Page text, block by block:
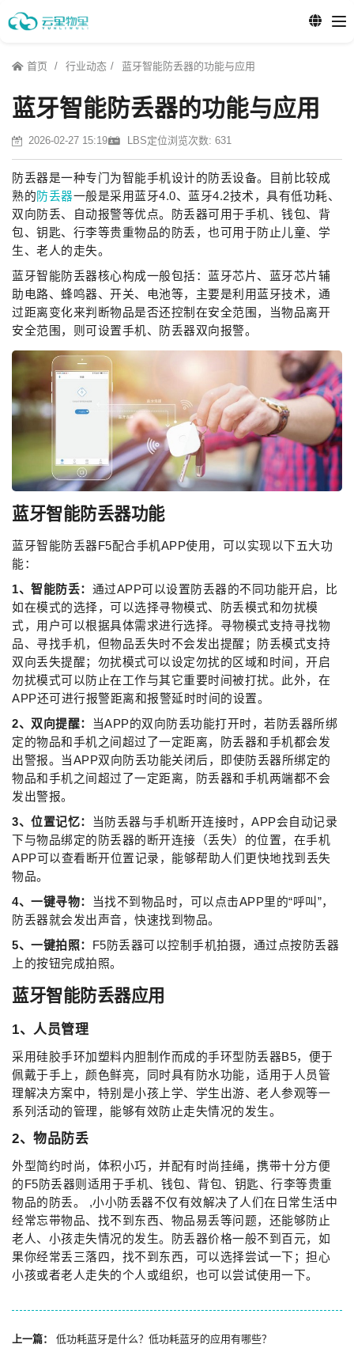
首页 行业动态 蓝牙智能防丢器的功能与应用
蓝牙智能防丢器的功能与应用
2026-02-27 15:19 LBS定位浏览次数: 631
防丢器是一种专门为智能手机设计的防丢设备。目前比较成
熟的 防丢器一般是采用蓝牙4.0、蓝牙4.2技术，具有低功耗、
双向防丢、自动报警等优点。防丢器可用于手机、钱包、背
包、钥匙、行李等贵重物品的防丢，也可用于防止儿童、学
生、老人的走失。
蓝牙智能防丢器核心构成一般包括：蓝牙芯片、蓝牙芯片辅
助电路、蜂鸣器、开关、电池等，主要是利用蓝牙技术，通
过距离变化来判断物品是否还控制在安全范围，当物品离开
安全范围，则可设置手机、防丢器双向报警。
蓝牙智能防丢器功能
蓝牙智能防丢器F5配合手机APP使用，可以实现以下五大功
能：
1、智能防丢： 通过APP可以设置防丢器的不同功能开启，比
如在模式的选择，可以选择寻物模式、防丢模式和勿扰模
式，用户可以根据具体需求进行选择。寻物模式支持寻找物
品、寻找手机，但物品丢失时不会发出提醒；防丢模式支持
双向丢失提醒；勿扰模式可以设定勿扰的区域和时间，开启
勿扰模式可以防止在工作与其它重要时间被打扰。此外，在
APP还可进行报警距离和报警延时时间的设置。
2、双向提醒：
当APP的双向防丢功能打开时，若防丢器所绑
定的物品和手机之间超过了一定距离，防丢器和手机都会发
出警报。当APP双向防丢功能关闭后，即使防丢器所绑定的
物品和手机之间超过了一定距离，防丢器和手机两端都不会
发出警报。
3、位置记忆：
当防丢器与手机断开连接时，APP会自动记录
下与物品绑定的防丢器的断开连接（丢失）的位置，在手机
APP可以查看断开位置记录，能够帮助人们更快地找到丢失
物品。
4、一键寻物：
当找不到物品时，可以点击APP里的“呼叫”，
防丢器就会发出声音，快速找到物品。
5、一键拍照：
F5防丢器可以控制手机拍摄，通过点按防丢器
上的按钮完成拍照。
蓝牙智能防丢器应用
1、人员管理
采用硅胶手环加塑料内胆制作而成的手环型防丢器B5，便于
佩戴于手上，颜色鲜亮，同时具有防水功能，适用于人员管
理解决方案中，特别是小孩上学、学生出游、老人参观等一
系列活动的管理，能够有效防止走失情况的发生。
2、物品防丢
外型简约时尚，体积小巧，并配有时尚挂绳，携带十分方便
的F5防丢器则适用于手机、钱包、背包、钥匙、行李等贵重
物品的防丢。 ,小小防丢器不仅有效解决了人们在日常生活中
经常忘带物品、找不到东西、物品易丢等问题，还能够防止
老人、小孩走失情况的发生。防丢器价格一般不到百元，如
果你经常丢三落四，找不到东西，可以选择尝试一下；担心
小孩或者老人走失的个人或组织，也可以尝试使用一下。
上一篇：
低功耗蓝牙是什么？低功耗蓝牙的应用有哪些？